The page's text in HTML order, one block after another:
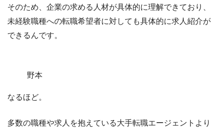
そのため、企業の求める人材が具体的に理解できており、
未経験職種への転職希望者に対しても具体的に求人紹介が
できるんです。
野本
なるほど。
多数の職種や求人を抱えている大手転職エージェントより